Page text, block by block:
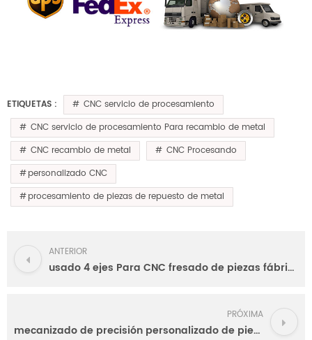
ETIQUETAS :
CNC servicio de procesamiento
CNC servicio de procesamiento Para recambio de metal
CNC recambio de metal
CNC Procesando
personalizado CNC
procesamiento de piezas de repuesto de metal
ANTERIOR
usado 4 ejes Para CNC fresado de piezas fábrica experimentada
PRÓXIMA
mecanizado de precisión personalizado de piezas de aluminio fabricante